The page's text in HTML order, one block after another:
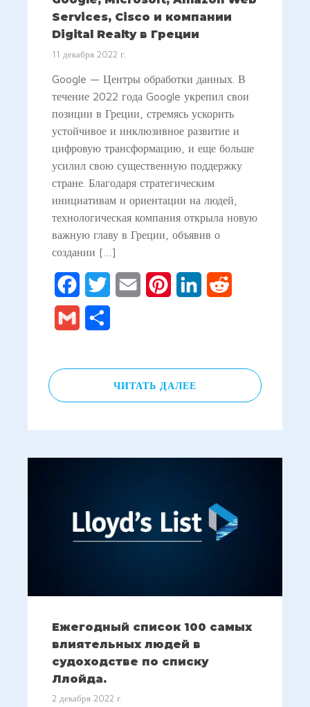
Services, Cisco и компании
Digital Realty в Греции
11 декабря 2022 г.
Google — Центры обработки данных. В
течение 2022 года Google укрепил свои
позиции в Греции, стремясь ускорить
устойчивое и инклюзивное развитие и
цифровую трансформацию, и еще больше
усилил свою существенную поддержку
стране. Благодаря стратегическим
инициативам и ориентации на людей,
технологическая компания открыла новую
важную главу в Греции, объявив о
создании […]
FacebookTwitter Email PinterestLinkedIn
Gmail
ЧИТАТЬ ДАЛЕЕ
Ежегодный список 100 самых
влиятельных людей в
судоходстве по списку
Ллойда.
2 декабря 2022 г.